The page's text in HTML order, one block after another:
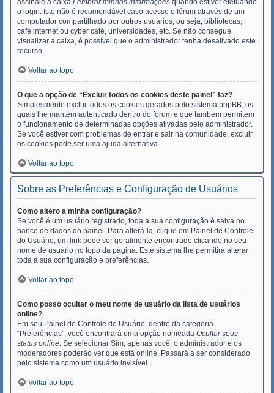
assinale a caixa Lembrar minhas informações quando estiver efetuando
o login. Isto não é recomendável caso acesse o fórum através de um
computador compartilhado por outros usuários, ou seja, bibliotecas,
café internet ou cyber café, universidades, etc. Se não consegue
visualizar a caixa, é possível que o administrador tenha desativado este
recurso.
Voltar ao topo
O que a opção de “Excluir todos os cookies deste painel” faz?
Simplesmente exclui todos os cookies gerados pelo sistema phpBB, os
quais lhe mantém autenticado dentro do fórum e que também permitem
o funcionamento de determinadas opções ativadas pelo administrador.
Se você estiver com problemas de entrar e sair na comunidade, excluir
os cookies pode ser uma ajuda alternativa.
Voltar ao topo
Sobre as Preferências e Configuração de Usuários
Como altero a minha configuração?
Se você é um usuário registrado, toda a sua configuração é salva no
banco de dados do painel. Para alterá-la, clique em Painel de Controle
do Usuário; um link pode ser geralmente encontrado clicando no seu
nome de usuário no topo da página. Este sistema lhe permitirá alterar
toda a sua configuração e preferências.
Voltar ao topo
Como posso ocultar o meu nome de usuário da lista de usuários
online?
Em seu Painel de Controle do Usuário, dentro da categoria
“Preferências”, você encontrará uma opção nomeada Ocultar seus
status online. Se selecionar Sim, apenas você, o administrador e os
moderadores poderão ver que está online. Passará a ser considerado
pelo sistema como um usuário invisível.
Voltar ao topo